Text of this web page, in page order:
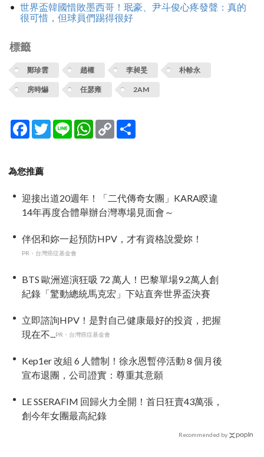
世界盃韓國惜敗墨西哥！珉豪、尹斗俊心疼發聲：真的
很可惜，但球員們踢得很好
標籤
鄭珍雲 趙權 李昶旻 朴軫永
房時爀 任瑟雍 2AM
Facebook
TwitterLine WhatsApp
Copy
Link
為您推薦
迎接出道20週年！「二代傳奇女團」KARA睽違
14年再度合體舉辦台灣專場見面會～
伴侶和妳一起預防HPV，才有資格說愛妳！
PR・台灣癌症基金會
BTS 歐洲巡演狂吸 72 萬人！巴黎單場9.2萬人創
紀錄「驚動總統馬克宏」下站直奔世界盃決賽
立即諮詢HPV！是對自己健康最好的投資，把握
現在不...PR・台灣癌症基金會
Kep1er 改組 6 人體制！徐永恩暫停活動 8 個月後
宣布退團，公司證實：尊重其意願
LE SSERAFIM 回歸火力全開！首日狂賣43萬張，
創今年女團最高紀錄
Recommended by